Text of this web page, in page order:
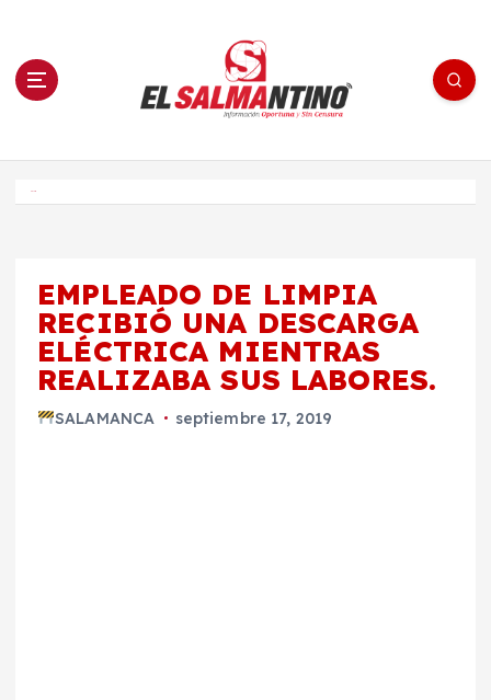
n El Salmantino - medios/noticias/editorial
EMPLEADO DE LIMPIA
RECIBIÓ UNA DESCARGA
ELÉCTRICA MIENTRAS
REALIZABA SUS LABORES.
SALAMANCA septiembre 17, 2019